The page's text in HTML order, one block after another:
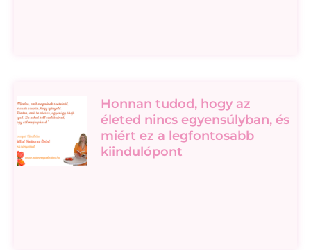
Honnan tudod, hogy az
életed nincs egyensúlyban, és
miért ez a legfontosabb
kiindulópont